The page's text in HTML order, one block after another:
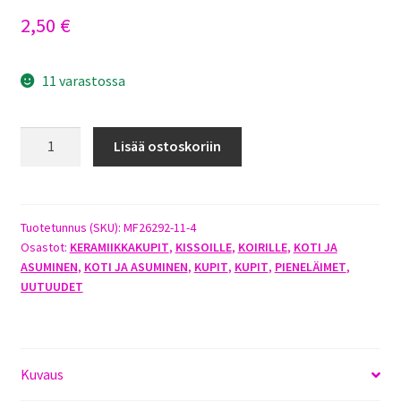
2,50 €
11 varastossa
LUU
JA
TASSUT
määrä
Lisää ostoskoriin
Tuotetunnus (SKU): MF26292-11-4
Osastot: KERAMIIKKAKUPIT, KISSOILLE, KOIRILLE, KOTI JA
ASUMINEN, KOTI JA ASUMINEN, KUPIT, KUPIT, PIENELÄIMET,
UUTUUDET
Kuvaus